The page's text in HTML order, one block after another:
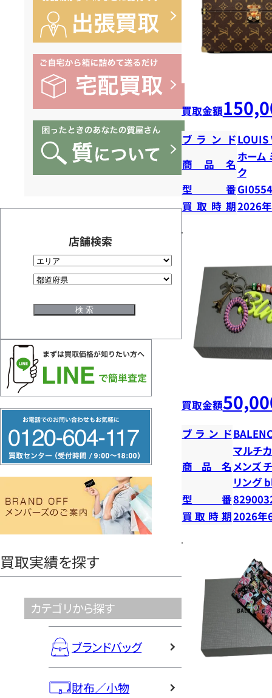
店舗検索
リ
ー
ヤ
買取実績を探す
カテゴリから探す
ブランドバッグ
財布／小物
買取金額
ブランドLOUIS
商品名
ホーム
ク
型番GI0554
買取時期2026
買取金額
ブランド
商品名
マルチ
メンズ
リング
型番
買取時期2026年